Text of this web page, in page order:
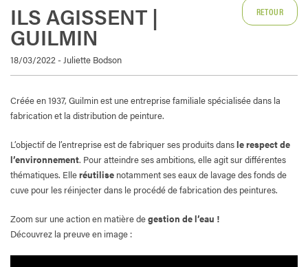
ILS AGISSENT |
GUILMIN
18/03/2022 - Juliette Bodson
RETOUR
Créée en 1937, Guilmin est une entreprise familiale spécialisée dans la
fabrication et la distribution de peinture.
L’objectif de l’entreprise est de fabriquer ses produits dansle respect de
l’environnement. Pour atteindre ses ambitions, elle agit sur différentes
thématiques. Elleréutilise notamment ses eaux de lavage des fonds de
cuve pour les réinjecter dans le procédé de fabrication des peintures.
Zoom sur une action en matière degestion de l’eau !
Découvrez la preuve en image :